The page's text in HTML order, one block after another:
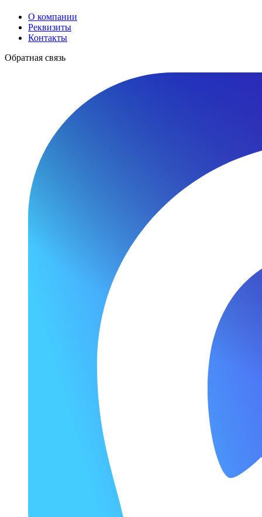
О компании
Реквизиты
Контакты
Обратная связь